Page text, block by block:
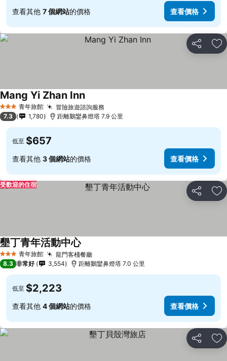
查看其他 7 個網站的價格 查看價格
分享 加
3 星級 青年旅館 冒險旅遊諮詢服務
Mang Yi Zhan Inn
7.3 1,780 距離鵝鑾鼻燈塔 7.9 公里
低至 $657
查看其他 3 個網站的價格 查看價格
分享 加
受歡迎的住宿
3 星級 青年旅館 龍門客棧餐廳
墾丁青年活動中心
8.3 非常好 3,554 距離鵝鑾鼻燈塔 7.0 公里
低至 $2,223
查看其他 4 個網站的價格 查看價格
分享 加